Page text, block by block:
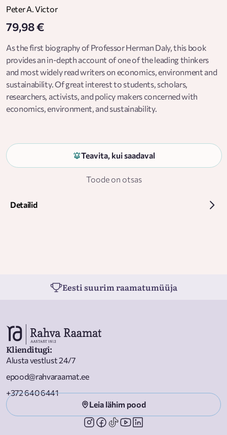
Peter A. Victor
79,98 €
As the first biography of Professor Herman Daly, this book
provides an in-depth account of one of the leading thinkers
and most widely read writers on economics, environment and
sustainability. Of great interest to students, scholars,
researchers, activists, and policy makers concerned with
economics, environment, and sustainability.
Teavita, kui saadaval
Toode on otsas
Detailid
Eesti suurim raamatumüüja
Klienditugi:
Alusta vestlust 24/7
epood@rahvaraamat.ee
+372 640 6441
Leia lähim pood